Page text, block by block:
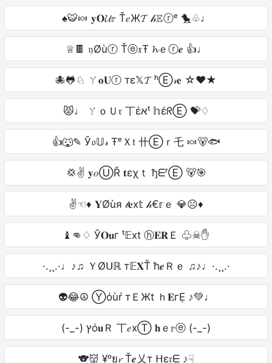
♠🐯🍬 𝐲𝐎𝓤𝕣 Ť𝑒Ж𝓣 𝒽𝔼ⓡᵉ 🐤♧♩
♕🍫 𝔶Øùⓡ Ťⓔ𝔵Ŧ 𝓱ｅⓡ𝒆 👍♩
🐙🐸♘ ㄚ𝐨𝐔ⓡ тε𝕏𝓣 ʰⒺ𝓇𝐞 ☆♥★
😾♩ ㄚｏＵ𝔯 丅έאᵗ 𝕙έᖇⒺ 💝♢
👍🐺✎ Ў𝔬𝕌𝓇 ŦᵉＸ𝔱 卄Ⓔｒ乇 🍬🐻🐟
💢✌ 𝐲𝑜ⓊŘ 𝐭εχｔ ђᗴʳⒺ 🐻🎯
✌☜♦ 𝐘Øùя 𝓉𝐞x𝕥 𝒽€𝕣ｅ 💎☹♦
♝👊♢ Ў𝐎𝐮г ᵗ𝔼xt ⓗ𝐄𝐑Ｅ ♧☠✋
·.¸¸.·♩♪♫ ＹØᑌℝ т𝔼𝐗Ť ħ𝒆Ｒｅ ♫♪♩·.¸¸.·
👽😂☮ Ⓨόùŕ тＥЖt ｈ𝐄гẸ ♪💚♩
(-_-) ץό𝐮Ｒ 丅𝑒xⓉ 𝐡ｅ𝕣ⓔ (-_-)
🐨👹 ¥ᵒย𝓻 Ť𝒆乂т ᕼε𝔯ᗴ ♪☟